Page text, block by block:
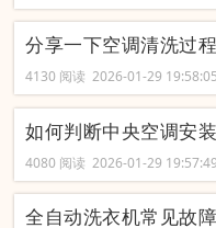
分享一下空调清洗过
4130 阅读 2026-01-29 19:58:05
如何判断中央空调安
4080 阅读 2026-01-29 19:57:49
全自动洗衣机常见故